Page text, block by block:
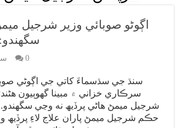
اڳوڻو صوبائي وزير شرجيل
0
سنڌ جي سڌسماءَ کاتي جي اڳوڻي
سرڪاري خزاني ۾ مبينا گهوٻيون
شرجيل ميمڻ هاڻي پرڏيھ نه وڃي
حڪم شرجيل ميمڻ پاران علاج لاءِ